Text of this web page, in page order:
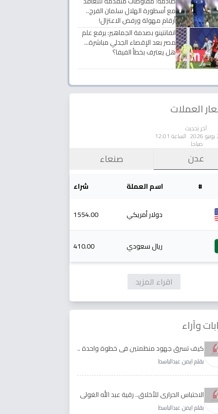
مع أسطورة الهلال سلمان الفرج..
أرقام مهولة ورفض الاعتزال!
انفانتينو بصدمة الجماهير: يرفع علم
مصر بعد الإقصاء الجدلي مباشرة...
هل يعترف بخطأ الفيفا؟
العملات
آخر تحديث
الساعة 12:01
صباحا
عدن صنعاء
# اسم العملة شراء
دولار أمريكي 1554.00
ريال سعودي 410.00
اقراء المزيد
وآراء
كيف تسرق جهود منظمتين في خطوة واحدة ..
الأجابة لدى رقية عبد الله الغولي وغدير طيره
بقلم ايمن عبدالباسط
الاحتباس الحراري للأخلاق.. رقية عبد الله الغولي
وغدير طيره نموذجا
بقلم ايمن عبدالباسط